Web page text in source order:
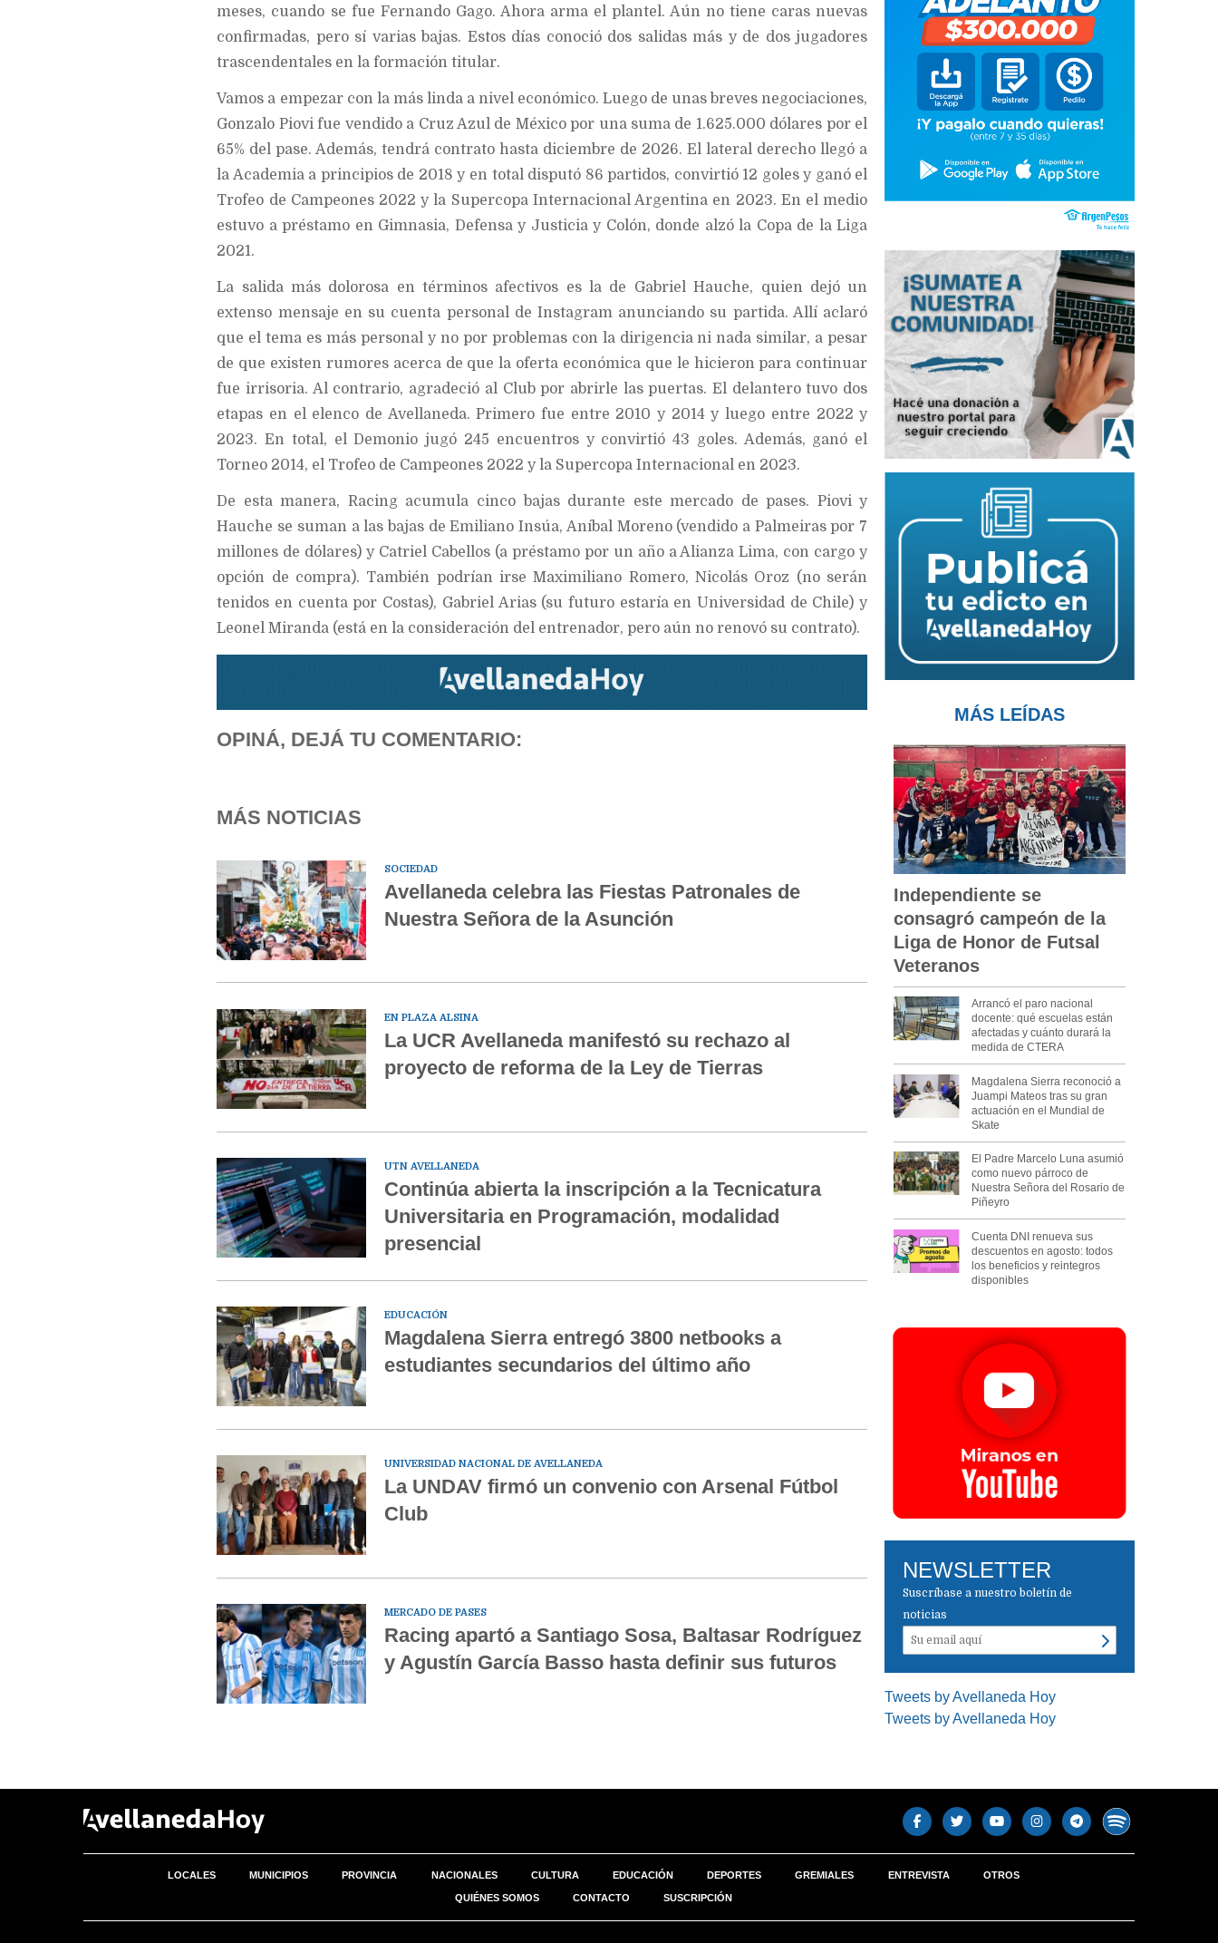
meses, cuando se fue Fernando Gago. Ahora arma el plantel. Aún no tiene caras nuevas
confirmadas, pero sí varias bajas. Estos días conoció dos salidas más y de dos jugadores
trascendentales en la formación titular.
Vamos a empezar con la más linda a nivel económico. Luego de unas breves negociaciones,
Gonzalo Piovi fue vendido a Cruz Azul de México por una suma de 1.625.000 dólares por el
65% del pase. Además, tendrá contrato hasta diciembre de 2026. El lateral derecho llegó a
la Academia a principios de 2018 y en total disputó 86 partidos, convirtió 12 goles y ganó el
Trofeo de Campeones 2022 y la Supercopa Internacional Argentina en 2023. En el medio
estuvo a préstamo en Gimnasia, Defensa y Justicia y Colón, donde alzó la Copa de la Liga
2021.
La salida más dolorosa en términos afectivos es la de Gabriel Hauche, quien dejó un
extenso mensaje en su cuenta personal de Instagram anunciando su partida. Allí aclaró
que el tema es más personal y no por problemas con la dirigencia ni nada similar, a pesar
de que existen rumores acerca de que la oferta económica que le hicieron para continuar
fue irrisoria. Al contrario, agradeció al Club por abrirle las puertas. El delantero tuvo dos
etapas en el elenco de Avellaneda. Primero fue entre 2010 y 2014 y luego entre 2022 y
2023. En total, el Demonio jugó 245 encuentros y convirtió 43 goles. Además, ganó el
Torneo 2014, el Trofeo de Campeones 2022 y la Supercopa Internacional en 2023.
De esta manera, Racing acumula cinco bajas durante este mercado de pases. Piovi y
Hauche se suman a las bajas de Emiliano Insúa, Aníbal Moreno (vendido a Palmeiras por 7
millones de dólares) y Catriel Cabellos (a préstamo por un año a Alianza Lima, con cargo y
opción de compra). También podrían irse Maximiliano Romero, Nicolás Oroz (no serán
tenidos en cuenta por Costas), Gabriel Arias (su futuro estaría en Universidad de Chile) y
Leonel Miranda (está en la consideración del entrenador, pero aún no renovó su contrato).
OPINÁ, DEJÁ TU COMENTARIO:
MÁS NOTICIAS
SOCIEDAD
Avellaneda celebra las Fiestas Patronales de
Nuestra Señora de la Asunción
EN PLAZA ALSINA
La UCR Avellaneda manifestó su rechazo al
proyecto de reforma de la Ley de Tierras
UTN AVELLANEDA
Continúa abierta la inscripción a la Tecnicatura
Universitaria en Programación, modalidad
presencial
EDUCACIÓN
Magdalena Sierra entregó 3800 netbooks a
estudiantes secundarios del último año
UNIVERSIDAD NACIONAL DE AVELLANEDA
La UNDAV firmó un convenio con Arsenal Fútbol
Club
MERCADO DE PASES
Racing apartó a Santiago Sosa, Baltasar Rodríguez
y Agustín García Basso hasta definir sus futuros
MÁS LEÍDAS
Independiente se
consagró campeón de la
Liga de Honor de Futsal
Veteranos
Arrancó el paro nacional
docente: qué escuelas están
afectadas y cuánto durará la
medida de CTERA
Magdalena Sierra reconoció a
Juampi Mateos tras su gran
actuación en el Mundial de
Skate
El Padre Marcelo Luna asumió
como nuevo párroco de
Nuestra Señora del Rosario de
Piñeyro
Cuenta DNI renueva sus
descuentos en agosto: todos
los beneficios y reintegros
disponibles
NEWSLETTER
Suscríbase a nuestro boletín de
noticias
Tweets by Avellaneda Hoy
Tweets by Avellaneda Hoy
LOCALES MUNICIPIOS PROVINCIA NACIONALES CULTURA EDUCACIÓN DEPORTES GREMIALES ENTREVISTA OTROS
QUIÉNES SOMOS CONTACTO SUSCRIPCIÓN